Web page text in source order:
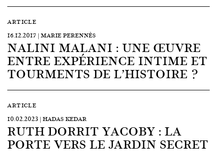
ARTICLE
16.12.2017 | MARIE PERENNÈS
NALINI MALANI : UNE ŒUVRE
ENTRE EXPÉRIENCE INTIME ET
TOURMENTS DE L’HISTOIRE ?
ARTICLE
10.02.2023 | HADAS KEDAR
RUTH DORRIT YACOBY : LA
PORTE VERS LE JARDIN SECRET